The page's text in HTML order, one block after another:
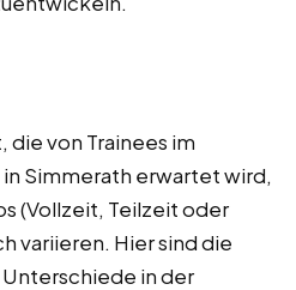
von Trainees im
Simmerath erwartet wird,
(Vollzeit, Teilzeit oder
variieren. Hier sind die
in der